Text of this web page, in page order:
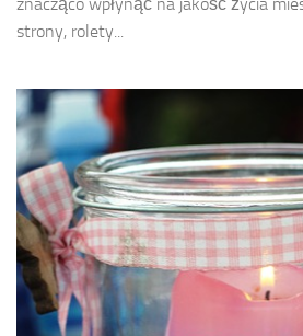
strony, rolety...